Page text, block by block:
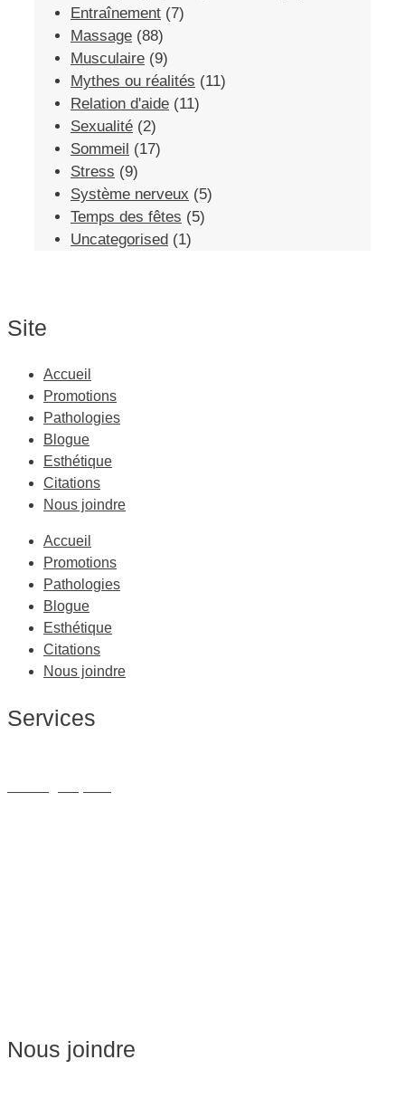
Entraînement (7)
Massage (88)
Musculaire (9)
Mythes ou réalités (11)
Relation d'aide (11)
Sexualité (2)
Sommeil (17)
Stress (9)
Système nerveux (5)
Temps des fêtes (5)
Uncategorised (1)
Site
Accueil
Promotions
Pathologies
Blogue
Esthétique
Citations
Nous joindre
Accueil
Promotions
Pathologies
Blogue
Esthétique
Citations
Nous joindre
Services
Nous joindre